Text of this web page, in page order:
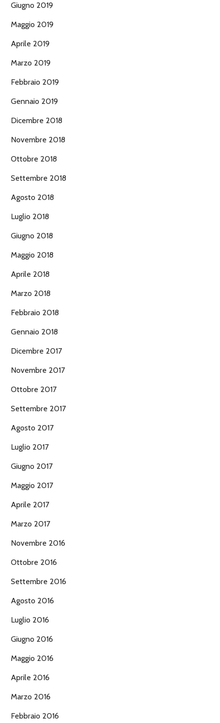
Giugno 2019
Maggio 2019
Aprile 2019
Marzo 2019
Febbraio 2019
Gennaio 2019
Dicembre 2018
Novembre 2018
Ottobre 2018
Settembre 2018
Agosto 2018
Luglio 2018
Giugno 2018
Maggio 2018
Aprile 2018
Marzo 2018
Febbraio 2018
Gennaio 2018
Dicembre 2017
Novembre 2017
Ottobre 2017
Settembre 2017
Agosto 2017
Luglio 2017
Giugno 2017
Maggio 2017
Aprile 2017
Marzo 2017
Novembre 2016
Ottobre 2016
Settembre 2016
Agosto 2016
Luglio 2016
Giugno 2016
Maggio 2016
Aprile 2016
Marzo 2016
Febbraio 2016